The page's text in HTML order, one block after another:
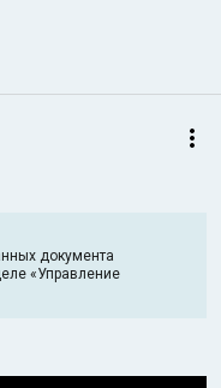
документа
«Управление